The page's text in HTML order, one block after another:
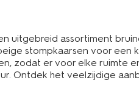
uitgebreid assortiment
stompkaarsen voor een
zodat er voor elke ruimte
Ontdek het veelzijdige